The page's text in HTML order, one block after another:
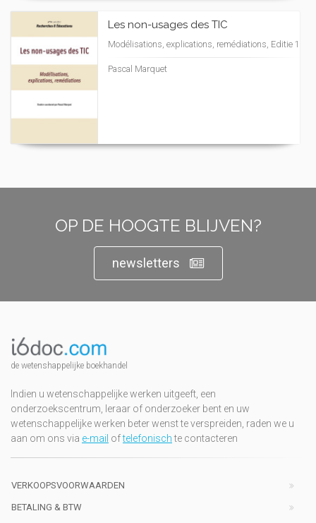
Les non-usages des TIC
Modélisations, explications, remédiations, Editie 1
Pascal Marquet
OP DE HOOGTE BLIJVEN?
newsletters
de wetenshappelijke boekhandel
Indien u wetenschappelijke werken uitgeeft, een
onderzoekscentrum, leraar of onderzoeker bent en uw
wetenschappelijke werken beter wenst te verspreiden, raden we u
aan om ons via e-mail oftelefonischte contacteren
VERKOOPSVOORWAARDEN
BETALING & BTW